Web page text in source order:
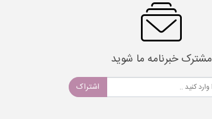
مشترک خبرنامه ما شوید
اشتراک